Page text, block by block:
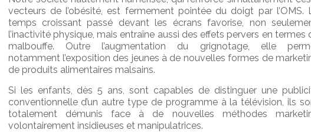
vecteurs de l’obésité, est fermement pointée du doigt par l’OMS.
temps croissant passé devant les écrans favorise, non
l’inactivité physique, mais entraîne aussi des effets pervers en termes
malbouffe. Outre l’augmentation du grignotage, elle
notamment l’exposition des jeunes à de nouvelles formes de
de produits alimentaires malsains.
Si les enfants, dès 5 ans, sont capables de distinguer une
conventionnelle d’un autre type de programme à la télévision, ils
totalement démunis face à de nouvelles méthodes
volontairement insidieuses et manipulatrices.